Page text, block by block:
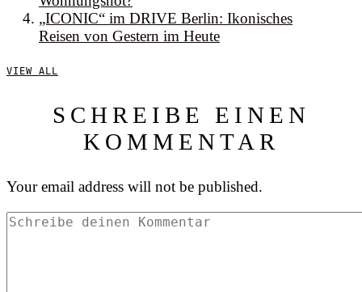
„ICONIC“ im DRIVE Berlin: Ikonisches
Reisen von Gestern im Heute
VIEW ALL
SCHREIBE EINEN
KOMMENTAR
Your email address will not be published.